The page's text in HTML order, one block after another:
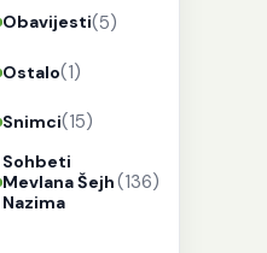
Obavijesti(5)
Ostalo(1)
Snimci(15)
Sohbeti
Mevlana Šejh
Nazima
(136)